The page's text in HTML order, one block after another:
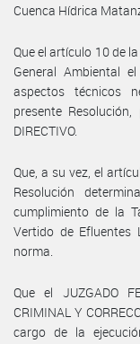
Cuenca Hídrica
Que el artículo 10 de
General Ambiental
aspectos técnicos
presente
DIRECTIVO.
Que, a su vez, el
Resolución
cumplimiento de la
Vertido de Efluentes
norma.
Que el JUZGADO
CRIMINAL Y
cargo de la